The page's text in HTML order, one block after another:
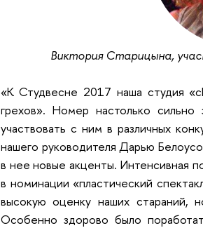
Виктория Старицына,
«К Студвесне 2017 наша студия
грехов». Номер настолько
участвовать с ним в различных
нашего руководителя Дарью
в нее новые акценты. Интенсивная
в номинации «пластический
высокую оценку наших стараний,
Особенно здорово было